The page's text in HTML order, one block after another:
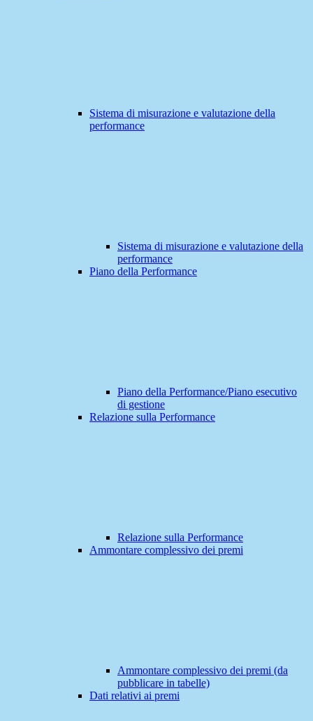
Sistema di misurazione e valutazione della
performance
Sistema di misurazione e valutazione della
performance
Piano della Performance
Piano della Performance/Piano esecutivo
di gestione
Relazione sulla Performance
Relazione sulla Performance
Ammontare complessivo dei premi
Ammontare complessivo dei premi (da
pubblicare in tabelle)
Dati relativi ai premi